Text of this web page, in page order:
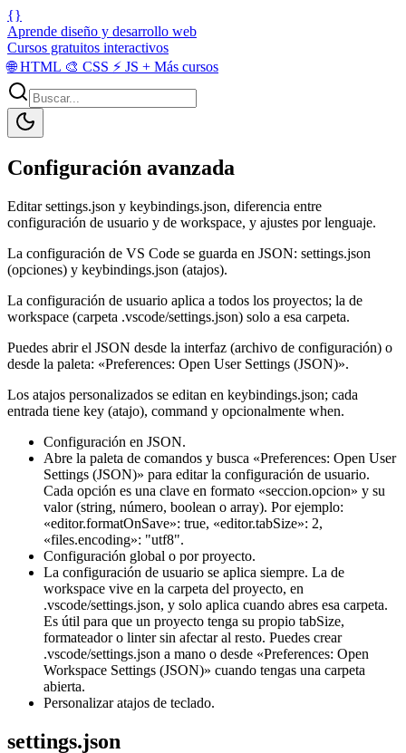
{}
Aprende diseño y desarrollo web
Cursos gratuitos interactivos
🌐HTML 🎨 CSS ⚡ JS + Más cursos
Configuración avanzada
Editar settings.json y keybindings.json, diferencia entre
configuración de usuario y de workspace, y ajustes por lenguaje.
La configuración de VS Code se guarda en JSON: settings.json
(opciones) y keybindings.json (atajos).
La configuración de usuario aplica a todos los proyectos; la de
workspace (carpeta .vscode/settings.json) solo a esa carpeta.
Puedes abrir el JSON desde la interfaz (archivo de configuración) o
desde la paleta: «Preferences: Open User Settings (JSON)».
Los atajos personalizados se editan en keybindings.json; cada
entrada tiene key (atajo), command y opcionalmente when.
Configuración en JSON.
Abre la paleta de comandos y busca «Preferences: Open User
Settings (JSON)» para editar la configuración de usuario.
Cada opción es una clave en formato «seccion.opcion» y su
valor (string, número, boolean o array). Por ejemplo:
«editor.formatOnSave»: true, «editor.tabSize»: 2,
«files.encoding»: "utf8".
Configuración global o por proyecto.
La configuración de usuario se aplica siempre. La de
workspace vive en la carpeta del proyecto, en
.vscode/settings.json, y solo aplica cuando abres esa carpeta.
Es útil para que un proyecto tenga su propio tabSize,
formateador o linter sin afectar al resto. Puedes crear
.vscode/settings.json a mano o desde «Preferences: Open
Workspace Settings (JSON)» cuando tengas una carpeta
abierta.
Personalizar atajos de teclado.
settings.json